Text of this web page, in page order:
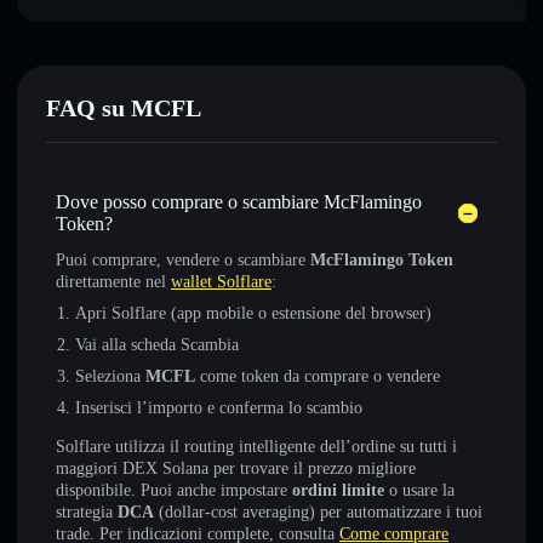
FAQ su MCFL
Dove posso comprare o scambiare McFlamingo
Token?
Puoi comprare, vendere o scambiare McFlamingo Token
direttamente nel wallet Solflare:
Apri Solflare (app mobile o estensione del browser)
Vai alla scheda Scambia
Seleziona MCFL come token da comprare o vendere
Inserisci l’importo e conferma lo scambio
Solflare utilizza il routing intelligente dell’ordine su tutti i
maggiori DEX Solana per trovare il prezzo migliore
disponibile. Puoi anche impostare ordini limite o usare la
strategia DCA (dollar-cost averaging) per automatizzare i tuoi
trade. Per indicazioni complete, consulta Come comprare